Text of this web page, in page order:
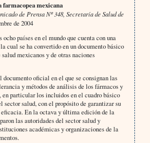
farmacopea mexicana
de Prensa Nº 348, Secretaría de Salud de
de 2004
países en el mundo que cuenta con una
cual se ha convertido en un documento básico
mexicanos y de otras naciones
documento oficial en el que se consignan las
y métodos de análisis de los fármacos y
en particular los incluidos en el cuadro básico
sector salud, con el propósito de garantizar su
En la octava y última edición de la
las autoridades del sector salud y
académicas y organizaciones de la